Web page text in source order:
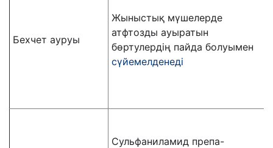
Бехчет ауруы
Жыныстық мүшелерде
атфтозды ауыратын
бөртулердің пайда болуымен
сүйемелденеді
Сульфаниламид препа-